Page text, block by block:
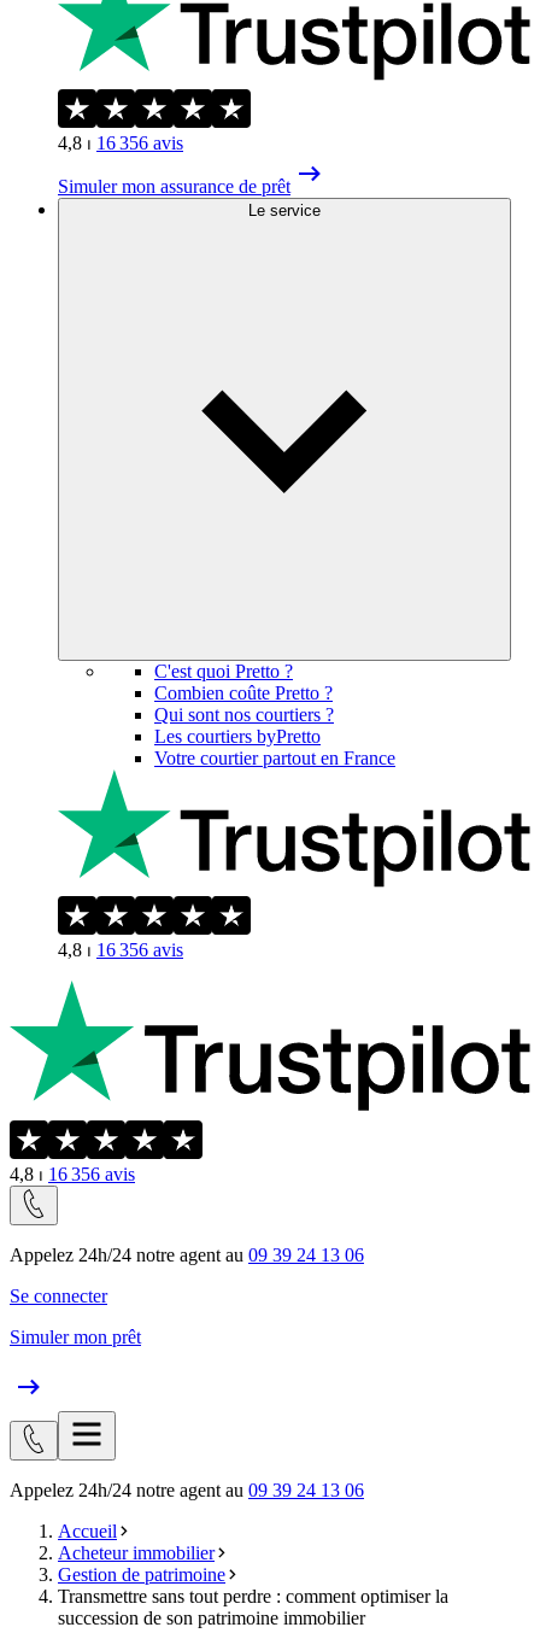
4,8 ⏐ 16 356 avis
Simuler mon assurance de prêt
Le service
C'est quoi Pretto ?
Combien coûte Pretto ?
Qui sont nos courtiers ?
Les courtiers byPretto
Votre courtier partout en France
4,8 ⏐ 16 356 avis
4,8 ⏐ 16 356 avis
Appelez 24h/24 notre agent au 09 39 24 13 06
Se connecter
Simuler mon prêt
Appelez 24h/24 notre agent au 09 39 24 13 06
Accueil
Acheteur immobilier
Gestion de patrimoine
Transmettre sans tout perdre : comment optimiser la
succession de son patrimoine immobilier